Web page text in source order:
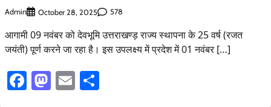
Admin October 28, 2025 578
आगामी 09 नवंबर को देवभूमि उत्तराखण्ड़ राज्य स्थापना के 25 वर्ष (रजत
जयंती) पूर्ण करने जा रहा है। इस उपलक्ष्य में प्रदेश में 01 नवंबर […]
Facebook
Mastodon
Email